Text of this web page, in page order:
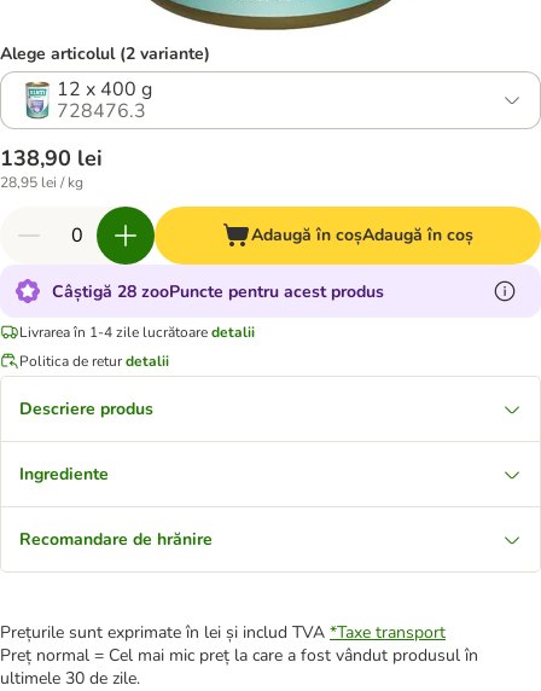
Alege articolul (2 variante)
12 x 400 g
728476.3
138,90 lei
28,95 lei / kg
Adaugă în coșAdaugă în coș
Câștigă 28 zooPuncte pentru acest produs
Livrarea în 1-4 zile lucrătoaredetalii
Politica de returdetalii
Descriere produs
Ingrediente
Recomandare de hrănire
Prețurile sunt exprimate în lei și includ TVA *Taxe transport
Preț normal = Cel mai mic preț la care a fost vândut produsul în
ultimele 30 de zile.